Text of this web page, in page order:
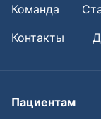
Команда
Контакты
Пациентам